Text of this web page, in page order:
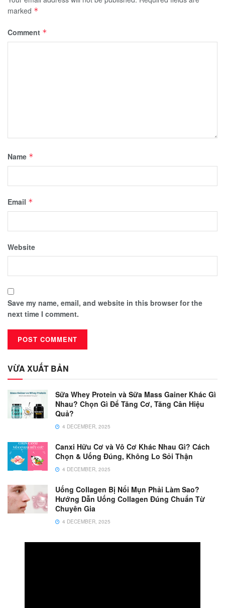
marked *
Comment *
Name *
Email *
Website
Save my name, email, and website in this browser for the
next time I comment.
VỪA XUẤT BẢN
Sữa Whey Protein và Sữa Mass Gainer Khác Gì
Nhau? Chọn Gì Để Tăng Cơ, Tăng Cân Hiệu
Quả?
4 DECEMBER, 2025
Canxi Hữu Cơ và Vô Cơ Khác Nhau Gì? Cách
Chọn & Uống Đúng, Không Lo Sỏi Thận
4 DECEMBER, 2025
Uống Collagen Bị Nổi Mụn Phải Làm Sao?
Hướng Dẫn Uống Collagen Đúng Chuẩn Từ
Chuyên Gia
4 DECEMBER, 2025